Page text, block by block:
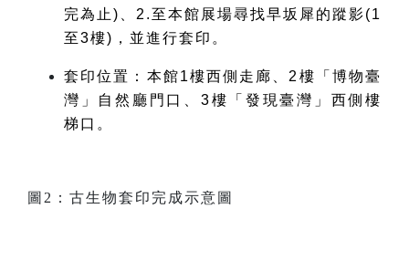
完為止 )、2.至本館展場尋找早坂犀的蹤影(1
至3樓)，並進行套印。
套印位置：本館1樓西側走廊、2樓「博物臺
灣」自然廳門口、3樓「發現臺灣」西側樓
梯口。
圖2：古生物套印完成示意圖